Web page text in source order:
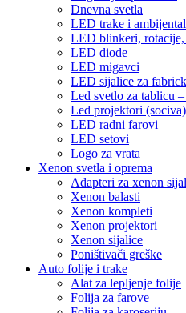
Dnevna svetla
LED trake i
LED blinkeri, rotacije,
LED diode
LED migavci
LED sijalice za
Led svetlo za tablicu –
Led projektori (sociva)
LED radni farovi
LED setovi
Logo za vrata
Xenon svetla i oprema
Adapteri za xenon
Xenon balasti
Xenon kompleti
Xenon projektori
Xenon sijalice
Poništivači greške
Auto folije i trake
Alat za lepljenje folije
Folija za farove